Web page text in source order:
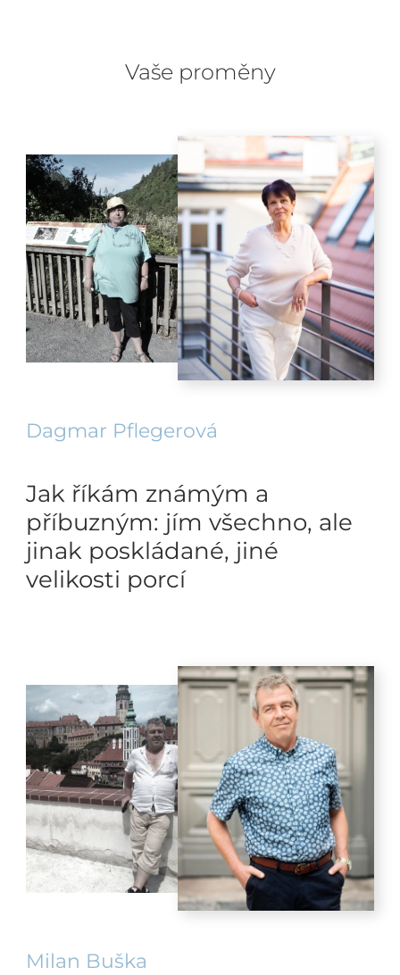
Vaše proměny
Dagmar Pflegerová
Jak říkám známým a
příbuzným: jím všechno, ale
jinak poskládané, jiné
velikosti porcí
Milan Buška